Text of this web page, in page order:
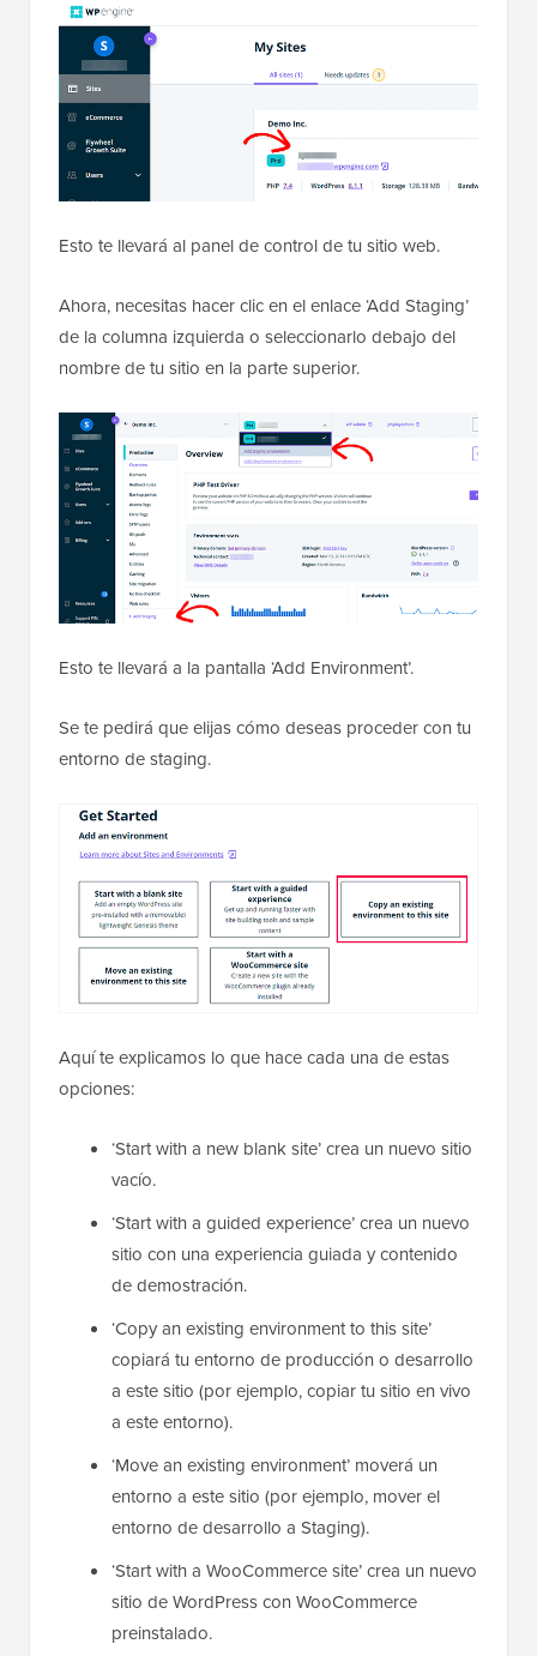
Esto te llevará al panel de control de tu sitio web.
Ahora, necesitas hacer clic en el enlace ‘Add Staging’
de la columna izquierda o seleccionarlo debajo del
nombre de tu sitio en la parte superior.
Esto te llevará a la pantalla ‘Add Environment’.
Se te pedirá que elijas cómo deseas proceder con tu
entorno de staging.
Aquí te explicamos lo que hace cada una de estas
opciones:
‘Start with a new blank site’ crea un nuevo sitio
vacío.
‘Start with a guided experience’ crea un nuevo
sitio con una experiencia guiada y contenido
de demostración.
‘Copy an existing environment to this site’
copiará tu entorno de producción o desarrollo
a este sitio (por ejemplo, copiar tu sitio en vivo
a este entorno).
‘Move an existing environment’ moverá un
entorno a este sitio (por ejemplo, mover el
entorno de desarrollo a Staging).
‘Start with a WooCommerce site’ crea un nuevo
sitio de WordPress con WooCommerce
preinstalado.